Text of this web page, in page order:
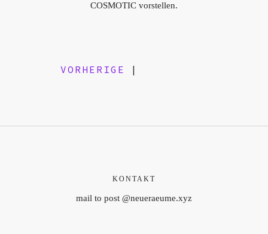
COSMOTIC vorstellen.
VORHERIGE |
KONTAKT
mail to post @neueraeume.xyz